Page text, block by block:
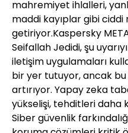
mahremiyet ihlalleri,
maddi kayıplar gibi
getiriyor.Kaspersky
Seifallah Jedidi, şu
iletişim uygulamaları
bir yer tutuyor, ancak
artırıyor. Yapay zeka
yükselişi, tehditleri daha
Siber güvenlik